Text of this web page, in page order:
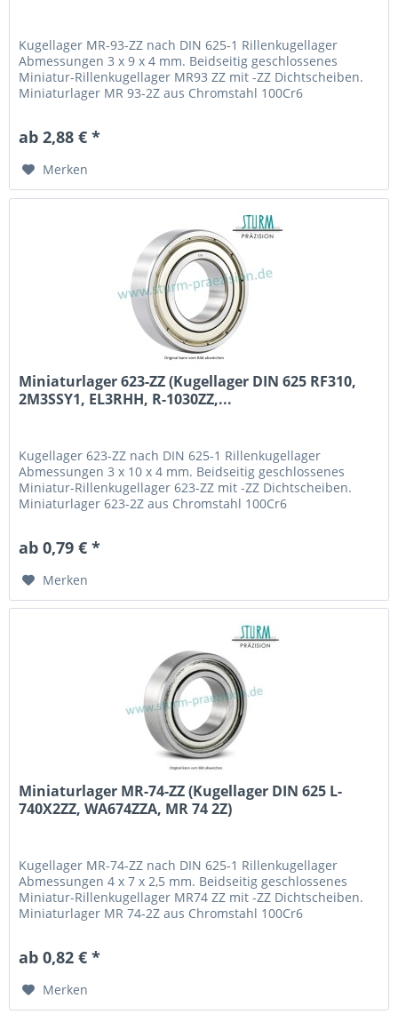
Kugellager MR-93-ZZ nach DIN 625-1 Rillenkugellager
Abmessungen 3 x 9 x 4 mm. Beidseitig geschlossenes
Miniatur-Rillenkugellager MR93 ZZ mit -ZZ Dichtscheiben.
Miniaturlager MR 93-2Z aus Chromstahl 100Cr6
Y04, R-930ZZY04, WBC3-9ZZA, MR 93 2Z
ab 2,88 € *
Merken
Miniaturlager 623-ZZ (Kugellager DIN 625 RF310,
2M3SSY1, EL3RHH, R-1030ZZ,...
Kugellager 623-ZZ nach DIN 625-1 Rillenkugellager
Abmessungen 3 x 10 x 4 mm. Beidseitig geschlossenes
Miniatur-Rillenkugellager 623-ZZ mit -ZZ Dichtscheiben.
Miniaturlager 623-2Z aus Chromstahl 100Cr6
2M3SSY1, EL3RHH, R-1030ZZ, 623 2Z
ab 0,79 € *
Merken
Miniaturlager MR-74-ZZ (Kugellager DIN 625 L-
740X2ZZ, WA674ZZA, MR 74 2Z)
Kugellager MR-74-ZZ nach DIN 625-1 Rillenkugellager
Abmessungen 4 x 7 x 2,5 mm. Beidseitig geschlossenes
Miniatur-Rillenkugellager MR74 ZZ mit -ZZ Dichtscheiben.
Miniaturlager MR 74-2Z aus Chromstahl 100Cr6
WA674ZZA, MR 74 2Z
ab 0,82 € *
Merken